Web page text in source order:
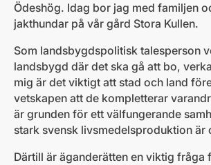
Ödeshög. Idag bor jag med familjen
jakthundar på vår gård Stora Kullen.
Som landsbygdspolitisk talesperson
landsbygd där det ska gå att bo,
mig är det viktigt att stad och land
vetskapen att de kompletterar
är grunden för ett välfungerande
stark svensk livsmedelsproduktion är
Därtill är äganderätten en viktig fråga